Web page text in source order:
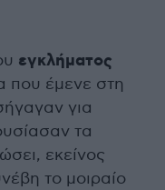
εγκλήματος
που έμενε στη
για
τα
εκείνος
το μοιραίο